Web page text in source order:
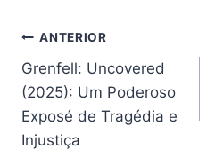
Navegação
de
Post
ANTERIOR
Grenfell: Uncovered
(2025): Um Poderoso
Exposé de Tragédia e
Injustiça